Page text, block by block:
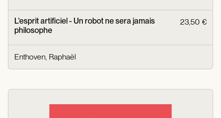
L'esprit artificiel - Un robot ne sera jamais
philosophe
23,50 €
Enthoven, Raphaël